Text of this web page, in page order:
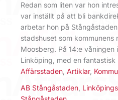
Redan som liten var hon
var inställt på att bli
arbetar hon på
stadshuset som kommunens
Moosberg. På 14:e våningen
Linköping, med en fantastisk
Affärsstaden Artiklar,
AB Stångåstaden